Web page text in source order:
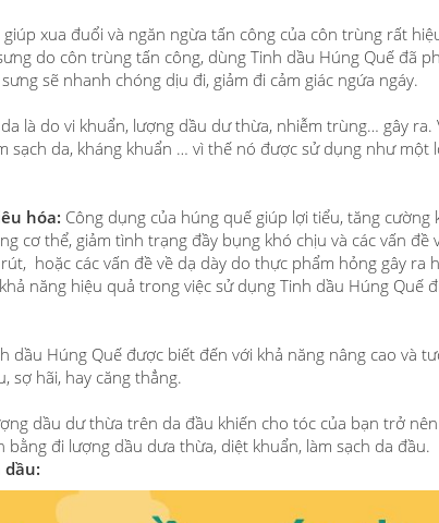
giúp xua đuổi và ngăn ngừa tấn công của côn trùng rất
do côn trùng tấn công, dùng Tinh dầu Húng Quế đã
sẽ nhanh chóng dịu đi, giảm đi cảm giác ngứa ngáy.
là do vi khuẩn, lượng dầu dư thừa, nhiễm trùng… gây ra.
sạch da, kháng khuẩn … vì thế nó được sử dụng như
hóa: Công dụng của húng quế giúp lợi tiểu, tăng cường
cơ thể, giảm tình trạng đầy bụng khó chịu và các vấn đề
hoặc các vấn đề về dạ dày do thực phẩm hỏng gây ra
năng hiệu quả trong việc sử dụng Tinh dầu Húng Quế
dầu Húng Quế được biết đến với khả năng nâng cao và
sợ hãi, hay căng thẳng.
dầu dư thừa trên da đầu khiến cho tóc của bạn trở
bằng đi lượng dầu dưa thừa, diệt khuẩn, làm sạch da đầu.
dầu: